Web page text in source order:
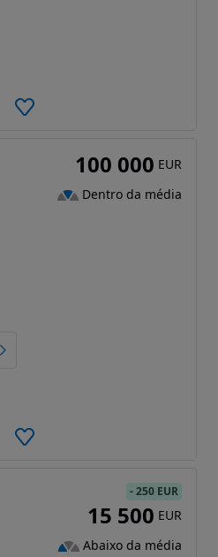
100 000 EUR
Dentro da média
-250 EUR
15 500 EUR
Abaixo da média